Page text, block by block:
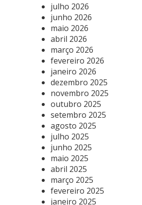
julho 2026
junho 2026
maio 2026
abril 2026
março 2026
fevereiro 2026
janeiro 2026
dezembro 2025
novembro 2025
outubro 2025
setembro 2025
agosto 2025
julho 2025
junho 2025
maio 2025
abril 2025
março 2025
fevereiro 2025
janeiro 2025